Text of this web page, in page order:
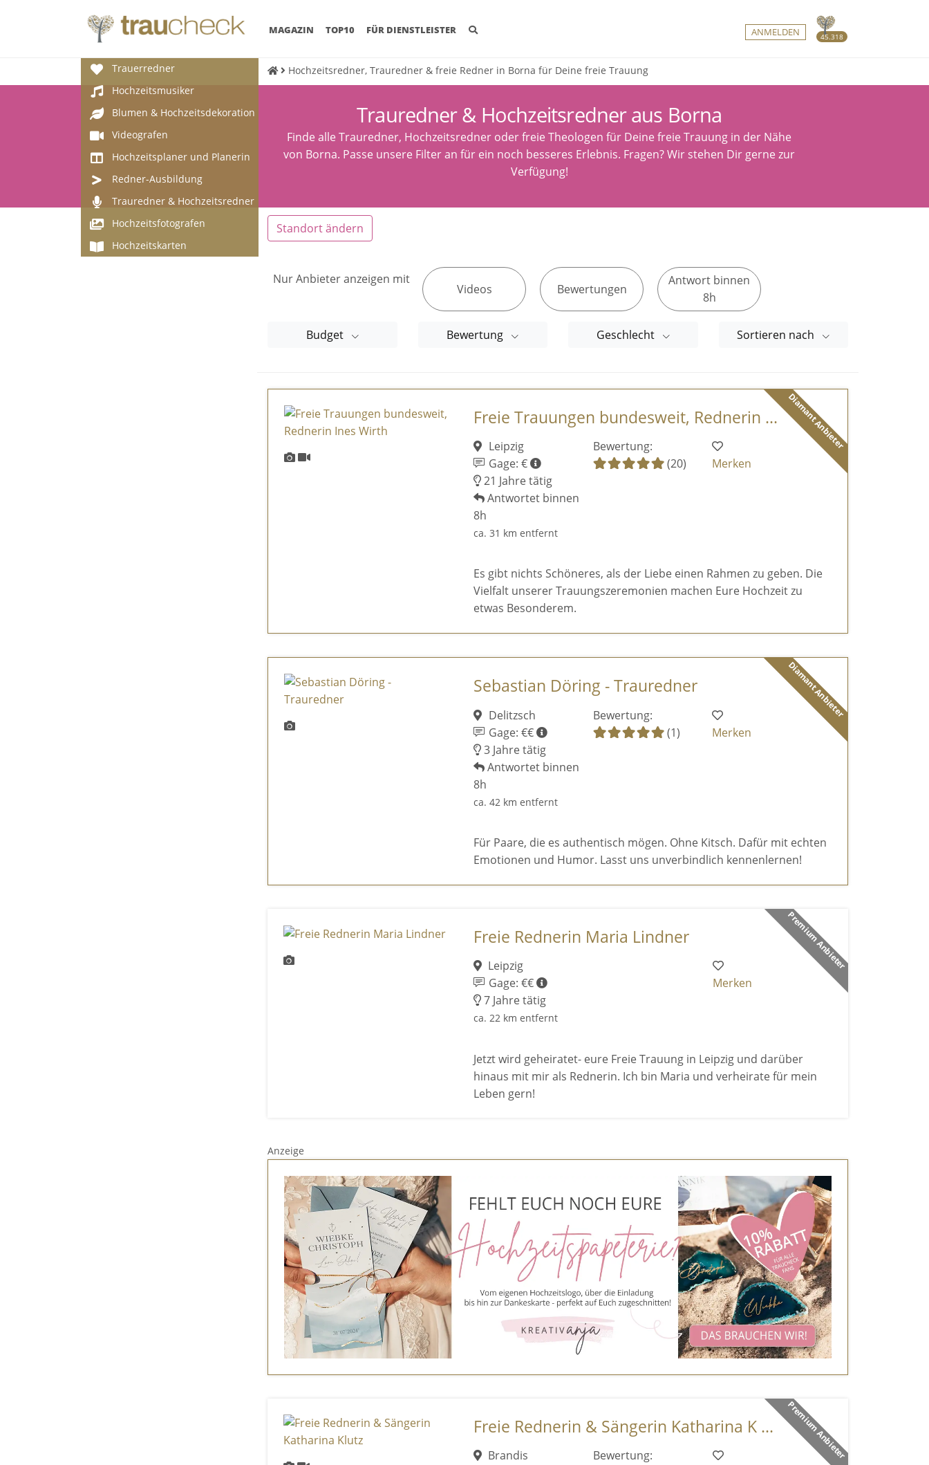
45.318
MAGAZIN (CURRENT)
TOP10 FÜR DIENSTLEISTER ANMELDEN
Trauerredner
Hochzeitsmusiker
Blumen & Hochzeitsdekoration
Videografen
Hochzeitsplaner und Planerin
Redner-Ausbildung
Trauredner & Hochzeitsredner
Hochzeitsfotografen
Hochzeitskarten
Hochzeitsredner, Trauredner & freie Redner in Borna für Deine freie Trauung
Trauredner & Hochzeitsredner aus Borna
Finde alle Trauredner, Hochzeitsredner oder freie Theologen für Deine freie Trauung in der Nähe
von Borna. Passe unsere Filter an für ein noch besseres Erlebnis. Fragen? Wir stehen Dir gerne zur
Verfügung!
Standort ändern
Nur Anbieter anzeigen mit
Videos Bewertungen
Antwort binnen
8h
Budget Bewertung Geschlecht Sortieren nach
Diamant Anbieter
Freie Trauungen bundesweit, Rednerin ...
Leipzig
Gage: €
21 Jahre tätig
Antwortet binnen
8h
ca. 31 km entfernt
Bewertung:
(20)
Merken
Es gibt nichts Schöneres, als der Liebe einen Rahmen zu geben. Die
Vielfalt unserer Trauungszeremonien machen Eure Hochzeit zu
etwas Besonderem.
Diamant Anbieter
Sebastian Döring - Trauredner
Delitzsch
Gage: €€
3 Jahre tätig
Antwortet binnen
8h
ca. 42 km entfernt
Bewertung:
(1)
Merken
Für Paare, die es authentisch mögen. Ohne Kitsch. Dafür mit echten
Emotionen und Humor. Lasst uns unverbindlich kennenlernen!
Premium Anbieter
Freie Rednerin Maria Lindner
Leipzig
Gage: €€
7 Jahre tätig
ca. 22 km entfernt
Merken
Jetzt wird geheiratet- eure Freie Trauung in Leipzig und darüber
hinaus mit mir als Rednerin. Ich bin Maria und verheirate für mein
Leben gern!
Anzeige
Premium Anbieter
Freie Rednerin & Sängerin Katharina K ...
Brandis
Bewertung: